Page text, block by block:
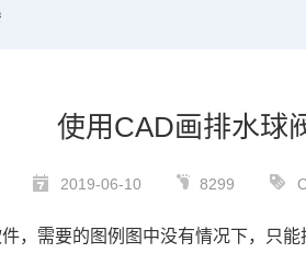
使用CAD画排水球
2019-06-10 8299
，需要的图例图中没有情况下，只